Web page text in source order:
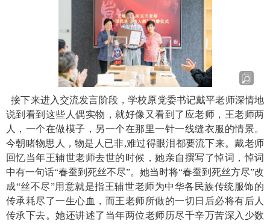
接下来进入交流发言阶段，学校原党委书记戴平老师深情地
说到看到这些人偶实物，就好像又看到了应老师，王老师两
人，一个在做模子，另一个在那里一针一线缝衣服的情景。
今朝睹物思人，物是人已非,难过得眼泪都要流下来。戴老师
回忆当年王辅世老师去世的时候，她亲自撰写了悼词，悼词
中有一句话“春蚕到死丝不尽”。她当时将“春蚕到死丝方尽”改
成“丝不尽”用意就是指王辅世老师为中华各民族传统服饰的
传承耗尽了一生心血，而王老师所做的一切日后必将有后人
传承下去。她还讲述了当年两位老师历尽千辛万苦深入少数